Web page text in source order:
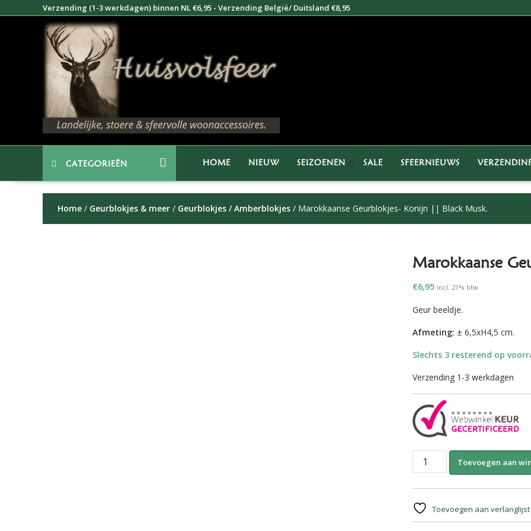
naar
Verzending (1-3 werkdagen) binnen NL €6,95 - Verzending België/ Duitsland €8,95
CATEGORIEËN HOME NIEUW SEIZOENEN SALE SFEERNIEUWS
Home / Geurblokjes & meer / Geurblokjes / Amberblokjes / Marokkaanse Geurblokjes- Konijn || Black Musk.
Marokkaanse
€6,95 incl. 21% btw
Geur beeldje.
Afmeting: ± 6,5xH4,5 cm.
Slechts 3 resterend op
Verzending 1-3 werkdagen
Marokkaanse
Black
Musk.
Toevoegen aan
Toevoegen aan verlanglijst